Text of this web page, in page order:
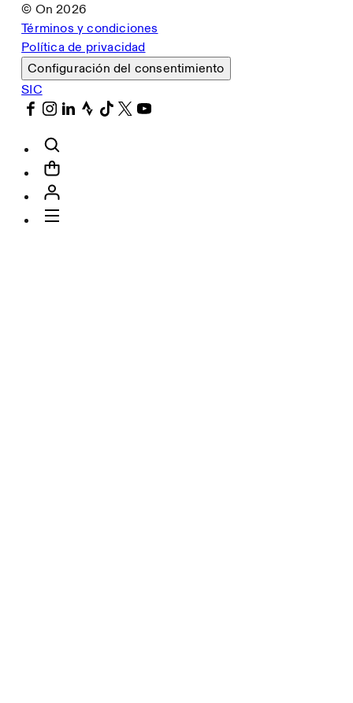
© On2026
Términos y condiciones
Política de privacidad
Configuración del consentimiento
SIC